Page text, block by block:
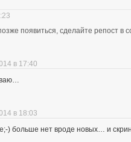
появиться, сделайте репост в
в 17:40
в 18:03
) больше нет вроде новых… и